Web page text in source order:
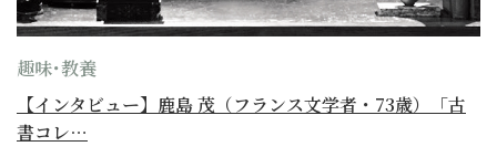
趣味･教養
【インタビュー】鹿島 茂（フランス文学者・73歳）「古
書コレ…